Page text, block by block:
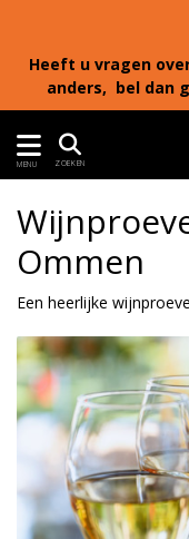
Heeft u vragen
anders, bel dan
MENU ZOEKEN
Ommen
Een heerlijke